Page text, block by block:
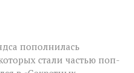
пополнилась
стали частью поп-